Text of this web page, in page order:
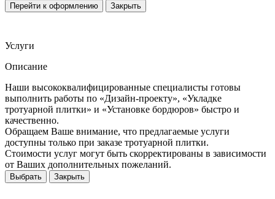
Перейти к оформлению Закрыть
Услуги
Описание
Наши высококвалифицированные специалисты готовы
выполнить работы по «Дизайн-проекту», «Укладке
тротуарной плитки» и «Установке бордюров» быстро и
качественно.
Обращаем Ваше внимание, что предлагаемые услуги
доступны только при заказе тротуарной плитки.
Стоимости услуг могут быть скорректированы в зависимости
от Ваших дополнительных пожеланий.
Выбрать Закрыть